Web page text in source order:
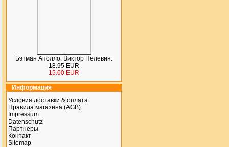
Бэтман Аполло. Виктор Пелевин.
18.95 EUR
15.00 EUR
Информация
Условия доставки & оплата
Правила магазина (AGB)
Impressum
Datenschutz
Партнеры
Контакт
Sitemap